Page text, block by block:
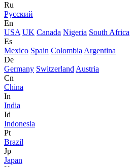
Ru
Русский
En
USA UK Canada Nigeria South Africa
Es
Mexico Spain Colombia Argentina
De
Germany Switzerland Austria
Cn
China
In
India
Id
Indonesia
Pt
Brazil
Jp
Japan